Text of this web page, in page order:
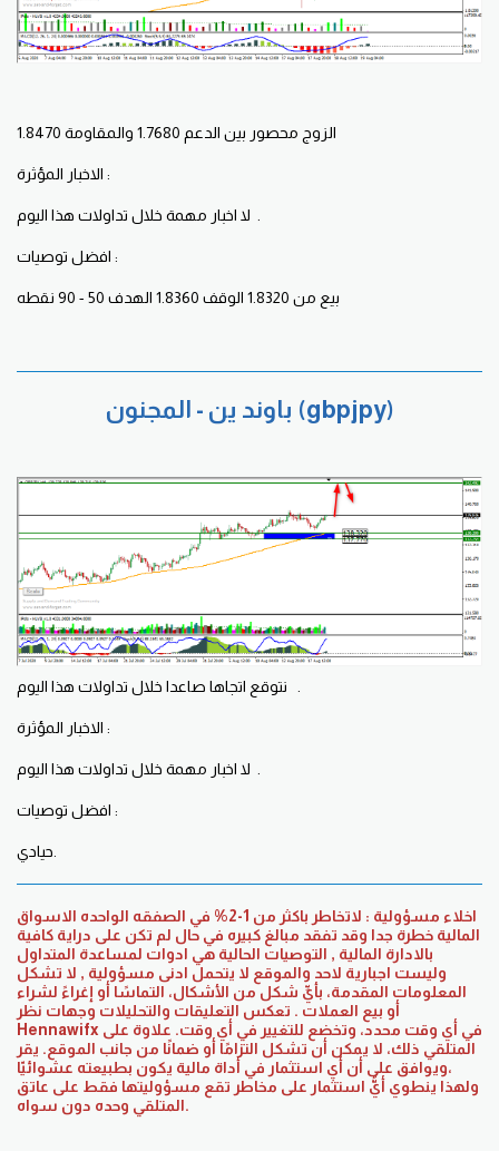
الزوج محصور بين الدعم 1.7680 والمقاومة 1.8470
الاخبار المؤثرة :
لا اخبار مهمة خلال تداولات هذا اليوم .
افضل توصيات :
بيع من 1.8320 الوقف 1.8360 الهدف 50 - 90 نقطه
باوند ين - المجنون (gbpjpy)
الاخبار المؤثرة :
افضل توصيات :
اخلاء مسؤولية : لاتخاطر باكثر من 1-2% في الصفقه الواحده الاسواق
المالية خطرة جدا وقد تفقد مبالغ كبيره في حال لم تكن على دراية كافية
بالادارة المالية , التوصيات الحالية هي ادوات لمساعدة المتداول
وليست اجبارية لاحد والموقع لا يتحمل ادنى مسؤولية , لا تشكل
المعلومات المقدمة، بأيِّ شكل من الأشكال، التماسًا أو إغراءً لشراء
أو بيع العملات . تعكس التعليقات والتحليلات وجهات نظر
Hennawifx في أي وقت محدد، وتخضع للتغيير في أي وقت. علاوة على
ذلك، لا يمكن أن تشكل التزامًا أو ضمانًا من جانب الموقع. يقر ‎المتلقي
ويوافق على أن أي استثمار في أداة مالية يكون بطبيعته عشوائيّا،
المتلقي وحده دون سواه.